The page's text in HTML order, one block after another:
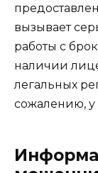
вызывает
работы с
наличии
легальных
сожалению, у